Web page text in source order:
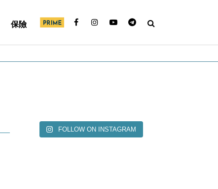
保險
FOLLOW ON INSTAGRAM